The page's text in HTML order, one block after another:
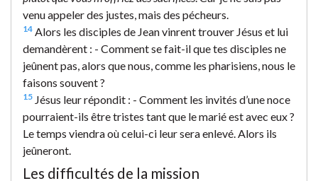
venu appeler des justes, mais des pécheurs.
14 Alors les disciples de Jean vinrent trouver Jésus et lui
demandèrent : - Comment se fait-il que tes disciples ne
jeûnent pas, alors que nous, comme les pharisiens, nous le
faisons souvent ?
15 Jésus leur répondit : - Comment les invités d’une noce
pourraient-ils être tristes tant que le marié est avec eux ?
Le temps viendra où celui-ci leur sera enlevé. Alors ils
jeûneront.
Les difficultés de la mission